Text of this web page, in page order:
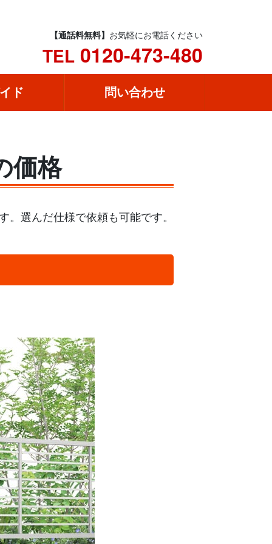
【通話料無料】 お気軽にお電話ください
TEL 0120-473-480
ド 問い合わせ
価格
選んだ仕様で依頼も可能です。